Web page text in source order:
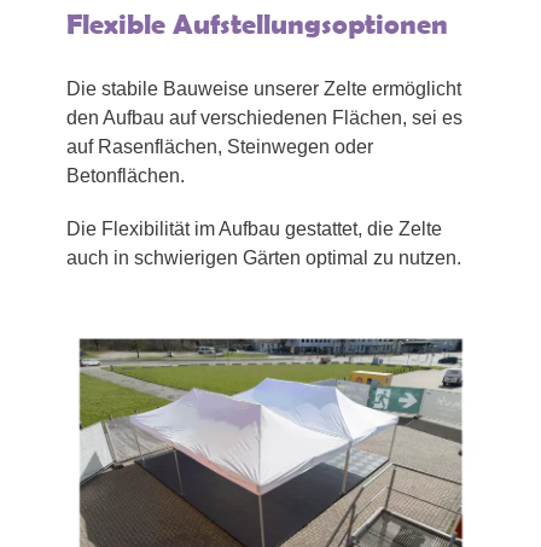
Flexible Aufstellungsoptionen
Die stabile Bauweise unserer Zelte ermöglicht
den Aufbau auf verschiedenen Flächen, sei es
auf Rasenflächen, Steinwegen oder
Betonflächen.
Die Flexibilität im Aufbau gestattet, die Zelte
auch in schwierigen Gärten optimal zu nutzen.